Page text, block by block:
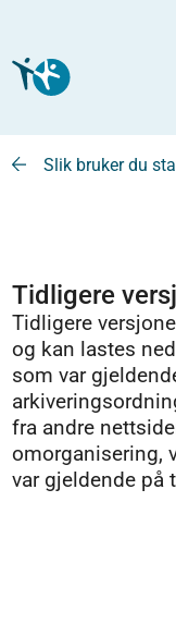
Slik bruker du
Tidligere
Tidligere
og kan lastes
som var
fra andre
omorganisering,
var gjeldende